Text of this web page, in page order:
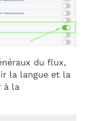
du flux,
la langue et la
à la